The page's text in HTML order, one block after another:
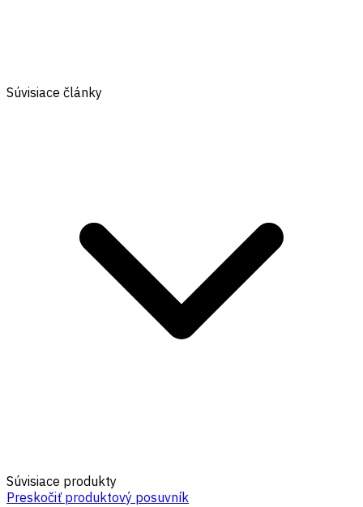
Súvisiace články
Súvisiace produkty
Preskočiť produktový posuvník